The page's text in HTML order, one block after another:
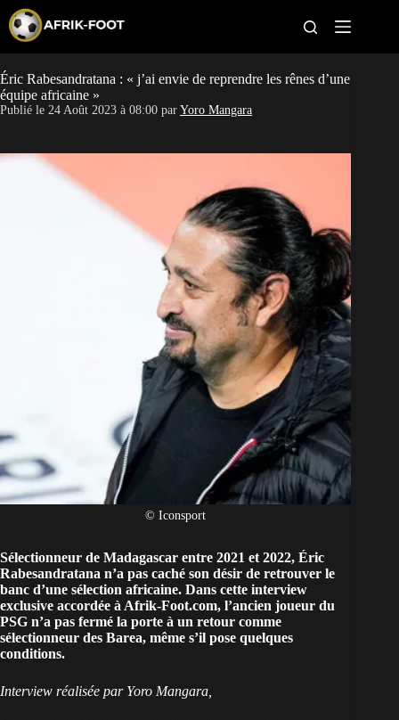
p
t
o
c
o
t
CAN féminine
Clubs
Classement
Paris sportifs
Éric Rabesandratana : « j’ai envie de reprendre les rênes d’une
équipe africaine »
Publié le 24 Août 2023 à 08:00 par Yoro Mangara
© Iconsport
Sélectionneur de Madagascar entre 2021 et 2022, Éric
Rabesandratana n’a pas caché son désir de retrouver le
banc d’une sélection africaine. Dans cette interview
exclusive accordée à Afrik-Foot.com, l’ancien joueur du
PSG n’a pas fermé la porte à un retour comme
sélectionneur des Barea, même s’il pose quelques
conditions.
Interview réalisée par Yoro Mangara,